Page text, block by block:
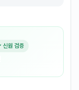
신원 검증